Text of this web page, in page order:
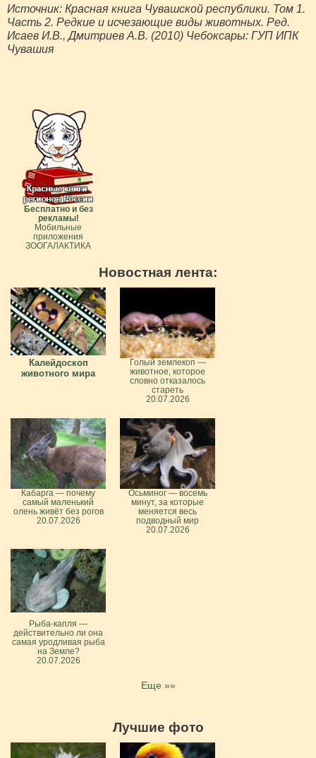
Источник: Красная книга Чувашской республики. Том 1.
Часть 2. Редкие и исчезающие виды животных. Ред.
Исаев И.В., Дмитриев А.В. (2010) Чебоксары: ГУП ИПК
Чувашия
Бесплатно и без
рекламы!
Мобильные
приложения
ЗООГАЛАКТИКА
Новостная лента:
Калейдоскоп
животного мира
Голый землекоп —
животное, которое
словно отказалось
стареть
20.07.2026
Кабарга — почему
самый маленький
олень живёт без рогов
20.07.2026
Осьминог — восемь
минут, за которые
меняется весь
подводный мир
20.07.2026
Рыба-капля —
действительно ли она
самая уродливая рыба
на Земле?
20.07.2026
Еще »»
Лучшие фото